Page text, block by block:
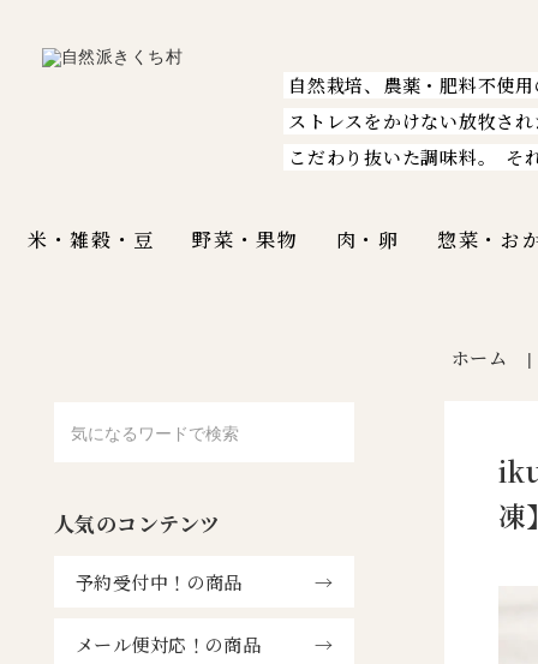
自然栽培、農薬・肥料不使
ストレスをかけない放牧さ
こだわり抜いた調味料。
そ
米・雑穀・豆 野菜・果物 肉・卵 惣菜・お
ホーム
凍
人気のコンテンツ
予約受付中！の商品
メール便対応！の商品